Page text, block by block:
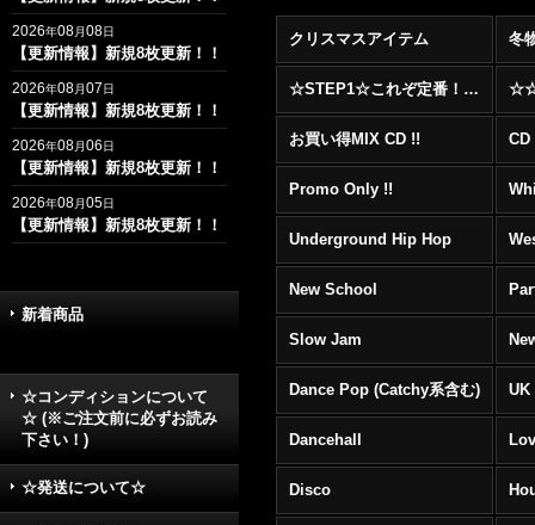
2026年08月08日
【更新情報】新規8枚更新！！
2026年08月07日
【更新情報】新規8枚更新！！
2026年08月06日
【更新情報】新規8枚更新！！
2026年08月05日
【更新情報】新規8枚更新！！
新着商品
☆コンディションについて
☆ (※ご注文前に必ずお読み
下さい！)
☆発送について☆
クリスマスアイテム 冬
☆STEP1☆これぞ定番！！まずはここから！2000年代R&BフロアヒットBest 100 !!!
お買い得MIX CD !!
Promo Only !!
Underground Hip Hop
New School
Slow Jam
Dance Pop (Catchy系含む) UK
Dancehall
Disco